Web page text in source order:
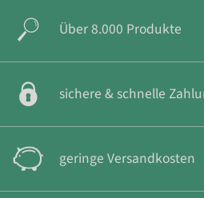
Über 8.000 Produkte
sichere & schnelle
geringe Versandkosten